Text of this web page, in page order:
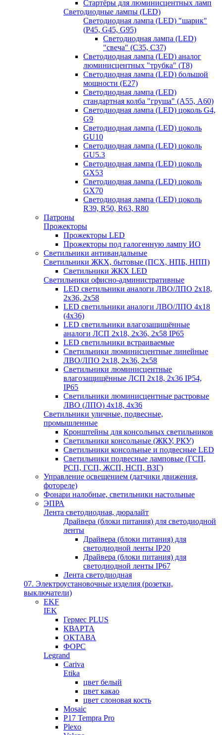
Стартёры для люминисцентных ламп
Светодиодные лампы (LED)
Светодиодная лампа (LED) "шарик"
(P45, G45, G95)
Светодиодная лампа (LED)
"свеча" (С35, С37)
Светодиодная лампа (LED) аналог
люминисцентных "трубка" (T8)
Светодиодная лампа (LED) большой
мощности (Е27)
Светодиодная лампа (LED)
стандартная колба "груша" (А55, А60)
Светодиодная лампа (LED) цоколь G4,
G9
Светодиодная лампа (LED) цоколь
GU10
Светодиодная лампа (LED) цоколь
GU5.3
Светодиодная лампа (LED) цоколь
GX53
Светодиодная лампа (LED) цоколь
GX70
Светодиодная лампа (LED) цоколь
R39, R50, R63, R80
Патроны
Прожекторы
Прожекторы LED
Прожекторы под галогенную лампу ИО
Светильники антивандальные
Светильники ЖКХ, бытовые (ПСХ, НПБ, НПП)
Светильники ЖКХ LED
Светильники офисно-административные
LED светильники аналоги ЛВО/ЛПО 2х18,
2х36, 2х58
LED светильники аналоги ЛВО/ЛПО 4х18
(4х36)
LED светильники влагозащищённые
аналоги ЛСП 2х18, 2х36, 2х58 IP65
LED светильники встраиваемые
Светильники люминисцентные линейные
ЛВО/ЛПО 2х18, 2х36, 2х58
Светильники люминисцентные
влагозащищённые ЛСП 2х18, 2х36 IP54,
IP65
Светильники люминисцентные растровые
ЛВО (ЛПО) 4х18, 4х36
Светильники уличные, подвесные,
промышленные
Кронштейны для консольных светильников
Светильники консольные (ЖКУ, РКУ)
Светильники консольные и подвесные LED
Светильники подвесные ламповые (ГСП,
РСП, ГСП, ЖСП, НСП, ВЗГ)
Управление освещением (датчики движения,
фотореле)
Фонари налобные, светильники настольные
ЭПРА
Лента светодиодная, дюралайт
Драйвера (блоки питания) для светодиодной
ленты
Драйвера (блоки питания) для
светодиодной ленты IP20
Драйвера (блоки питания) для
светодиодной ленты IP67
Лента светодиодная
07. Электроустановочные изделия (розетки,
выключатели)
EKF
IEK
Гермес PLUS
КВАРТА
ОКТАВА
ФОРС
Legrand
Cariva
Etika
цвет белый
цвет какао
цвет слоновая кость
Mosaic
P17 Tempra Pro
Plexo